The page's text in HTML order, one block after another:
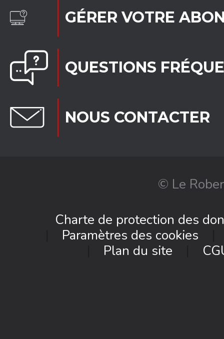
GÉRER VOTRE
QUESTIONS
NOUS CONTACTER
© Le
Charte de protection des
Paramètres des cookies
Plan du site